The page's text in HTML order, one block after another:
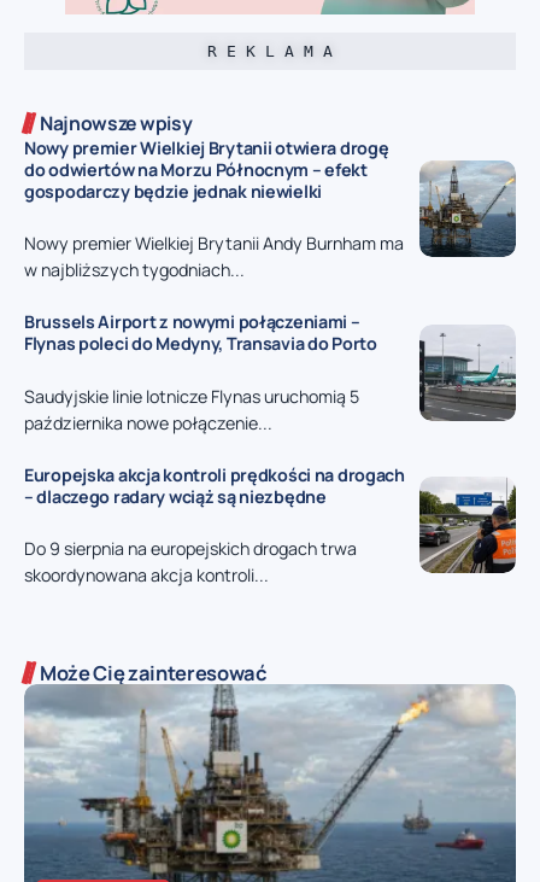
R E K L A M A
Najnowsze wpisy
Nowy premier Wielkiej Brytanii otwiera drogę
do odwiertów na Morzu Północnym – efekt
gospodarczy będzie jednak niewielki
Nowy premier Wielkiej Brytanii Andy Burnham ma
w najbliższych tygodniach...
Brussels Airport z nowymi połączeniami –
Flynas poleci do Medyny, Transavia do Porto
Saudyjskie linie lotnicze Flynas uruchomią 5
października nowe połączenie...
Europejska akcja kontroli prędkości na drogach
– dlaczego radary wciąż są niezbędne
Do 9 sierpnia na europejskich drogach trwa
skoordynowana akcja kontroli...
Może Cię zainteresować